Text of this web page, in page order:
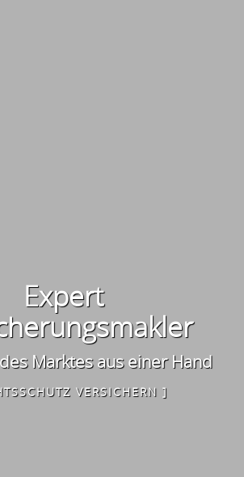
Expert
Marktes aus einer Hand
VERSICHERN ]